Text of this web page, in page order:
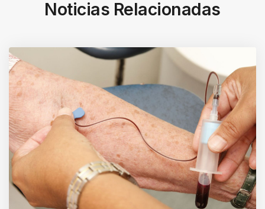
Noticias Relacionadas